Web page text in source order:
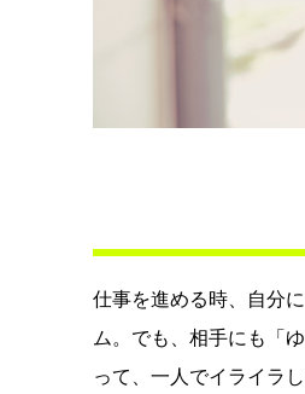
仕事を進める時、自分
ム。でも、相手にも「
って、一人でイライラ